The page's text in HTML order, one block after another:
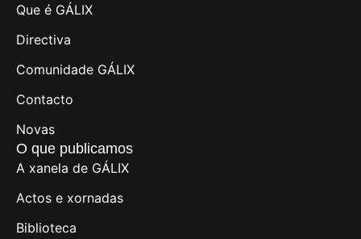
Que é GÁLIX
Directiva
Comunidade GÁLIX
Contacto
Novas
O que publicamos
A xanela de GÁLIX
Actos e xornadas
Biblioteca